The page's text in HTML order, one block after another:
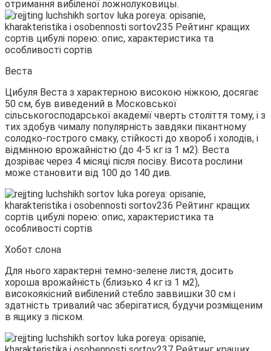
отримання вибіленої ложнолуковицы.
Веста
Цибуля Веста з характерною високою ніжкою, досягає
50 см, був виведений в Московської
сільськогосподарської академії чверть століття тому, і з
тих здобув чималу популярність завдяки пікантному
солодко-гострого смаку, стійкості до хвороб і холодів, і
відмінною врожайністю (до 4-5 кг із 1 м2). Веста
дозріває через 4 місяці після посіву. Висота рослини
може становити від 100 до 140 див.
Хобот слона
Для нього характерні темно-зелене листя, досить
хороша врожайність (близько 4 кг із 1 м2),
високоякісний вибілений стебло заввишки 30 см і
здатність тривалий час зберігатися, будучи розміщеним
в ящику з піском.